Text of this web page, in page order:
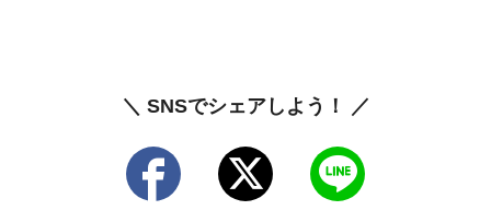
＼ SNSでシェアしよう！ ／